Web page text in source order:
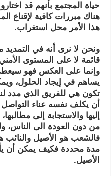
حياة المجتمع بأنهم قد
هناك مبررات كافية لإقناع
هذا الأمر محل استغراب.
ونحن لا نرى أنه في
قائمة لا على المستوى
وإنما على العكس فهو
يساهم في إيجاد الحلول،
تكون هي للفريق الذي مدد
أن يكلف نفسه عناء
إليها والاستجابة إلى
من دون العودة الى الناس،
فالشعب هو الأصيل
مدة محددة فكيف يمكن أن
الأصيل.